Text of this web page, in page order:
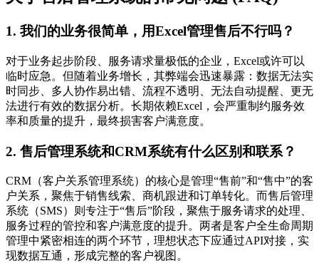
1. 我们的业务很简单，用Excel管理售后不行吗？
对于业务起步阶段、服务请求量极低的企业，Excel或许可以
临时应急。但随着业务增长，其弊端会迅速暴露：数据无法实
时同步、多人协作易出错、流程不透明、无法自动提醒、更无
法进行有效的数据分析。长期依赖Excel，会严重制约服务效
率和质量的提升，最终损害客户满意度。
2. 售后管理系统和CRM系统有什么区别和联系？
CRM（客户关系管理系统）的核心是管理“售前”和“售中”的客
户关系，聚焦于销售线索、商机跟进和订单转化。而售后管理
系统（SMS）则专注于“售后”阶段，聚焦于服务请求的处理、
服务过程的管控和客户满意度的提升。两者是客户全生命周期
管理中紧密相连的两个环节，理想状态下应通过API对接，实
现数据互通，形成完整的客户视图。